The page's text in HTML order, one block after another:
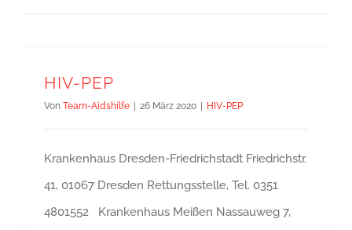
HIV-PEP
Von Team-Aidshilfe | 26 März 2020 | HIV-PEP
Krankenhaus Dresden-Friedrichstadt Friedrichstr.
41, 01067 Dresden Rettungsstelle, Tel. 0351
4801552 Krankenhaus Meißen Nassauweg 7,